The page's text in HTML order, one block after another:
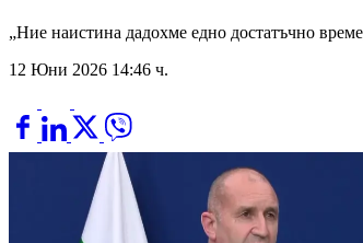
„Ние наистина дадохме едно достатъчно
12 Юни 2026 14:46 ч.